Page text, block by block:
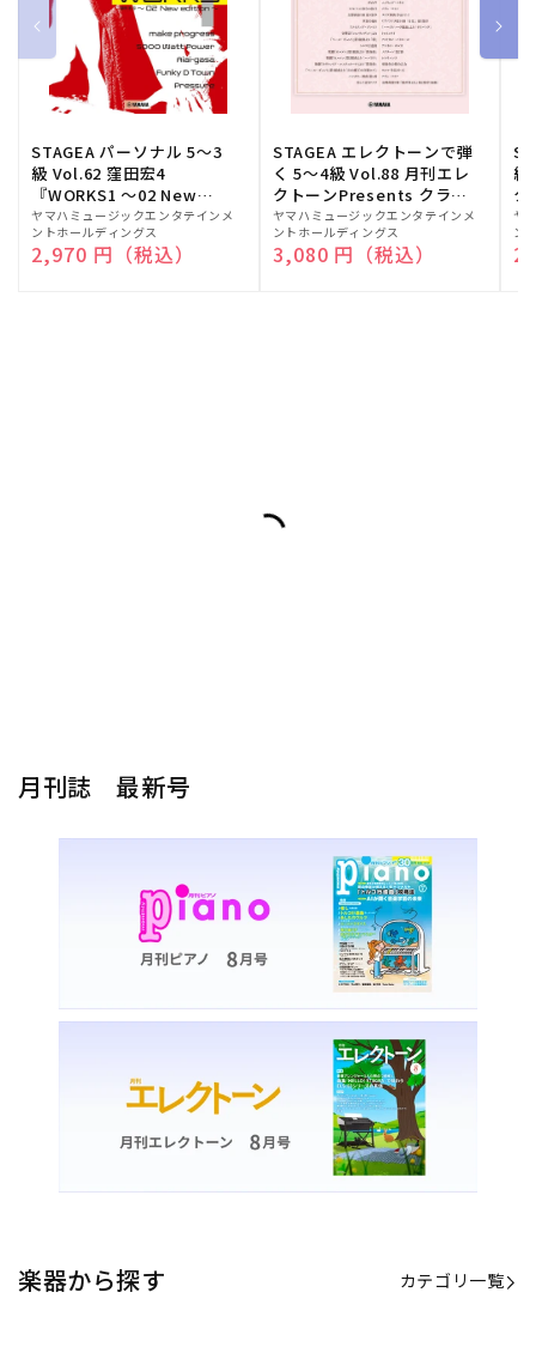
STAGEA パーソナル 5～3
級 Vol.62 窪田宏4
『WORKS1 ～02 New
edition～』
販
売
元:
ヤマハミュージックエンタテインメ
ントホールディングス
通常価格
2,970 円（税込）
STAGEA エレクトーンで弾
く 5～4級 Vol.88 月刊エレ
クトーンPresents クラシ
ック名曲集
販
売
元:
ヤマハミュージックエンタテインメ
ントホールディングス
通常価格
3,080 円（税込）
級
ク
販
売
元:
ヤ
ン
月刊誌 最新号
楽器から探す カテゴリ一覧